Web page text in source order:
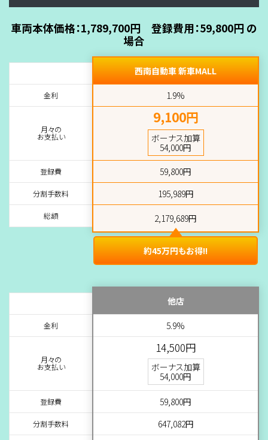
車両本体価格：1,789,700円 登録費用：59,800円 の
場合
金利
月々の
お支払い
登録費
分割手数料
総額
西南自動車 新車MALL
1.9%
9,100円
ボーナス加算
54,000円
59,800円
195,989円
2,179,689円
約45万円もお得!!
金利
月々の
お支払い
登録費
分割手数料
他店
5.9%
14,500円
ボーナス加算
54,000円
59,800円
647,082円